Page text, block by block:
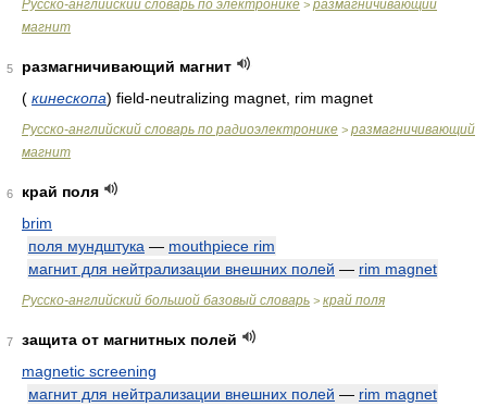
Русско-английский словарь по электронике > размагничивающий
магнит
5
размагничивающий магнит
( кинескопа) field-neutralizing magnet, rim magnet
Русско-английский словарь по радиоэлектронике > размагничивающий
магнит
6
край поля
brim
поля мундштука — mouthpiece rim
магнит для нейтрализации внешних полей — rim magnet
Русско-английский большой базовый словарь > край поля
7
защита от магнитных полей
magnetic screening
магнит для нейтрализации внешних полей — rim magnet